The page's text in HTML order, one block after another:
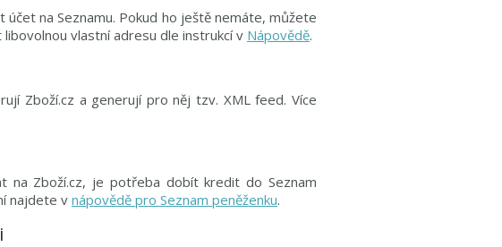
na Seznamu. Pokud ho ještě nemáte, můžete
vlastní adresu dle instrukcí v Nápovědě.
Zboží.cz a generují pro něj tzv. XML feed. Více
na Zboží.cz, je potřeba dobít kredit do Seznam
najdete v nápovědě pro Seznam peněženku.